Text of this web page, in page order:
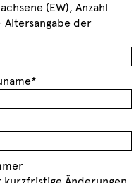
(EW), Anzahl
Altersangabe der